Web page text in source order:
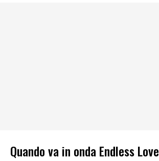
Quando va in onda Endless Love